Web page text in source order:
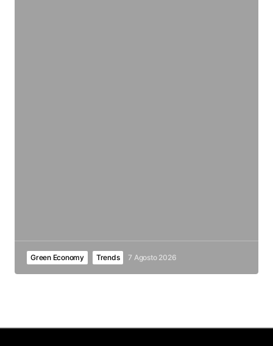
Green Economy Trends 7 Agosto 2026